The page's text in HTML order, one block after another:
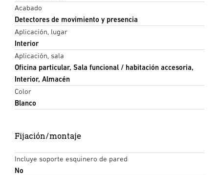
Acabado
Detectores de movimiento y presencia
Aplicación, lugar
Interior
Aplicación, sala
Oficina particular, Sala funcional / habitación accesoria,
Interior, Almacén
Color
Blanco
Fijación/montaje
Incluye soporte esquinero de pared
No